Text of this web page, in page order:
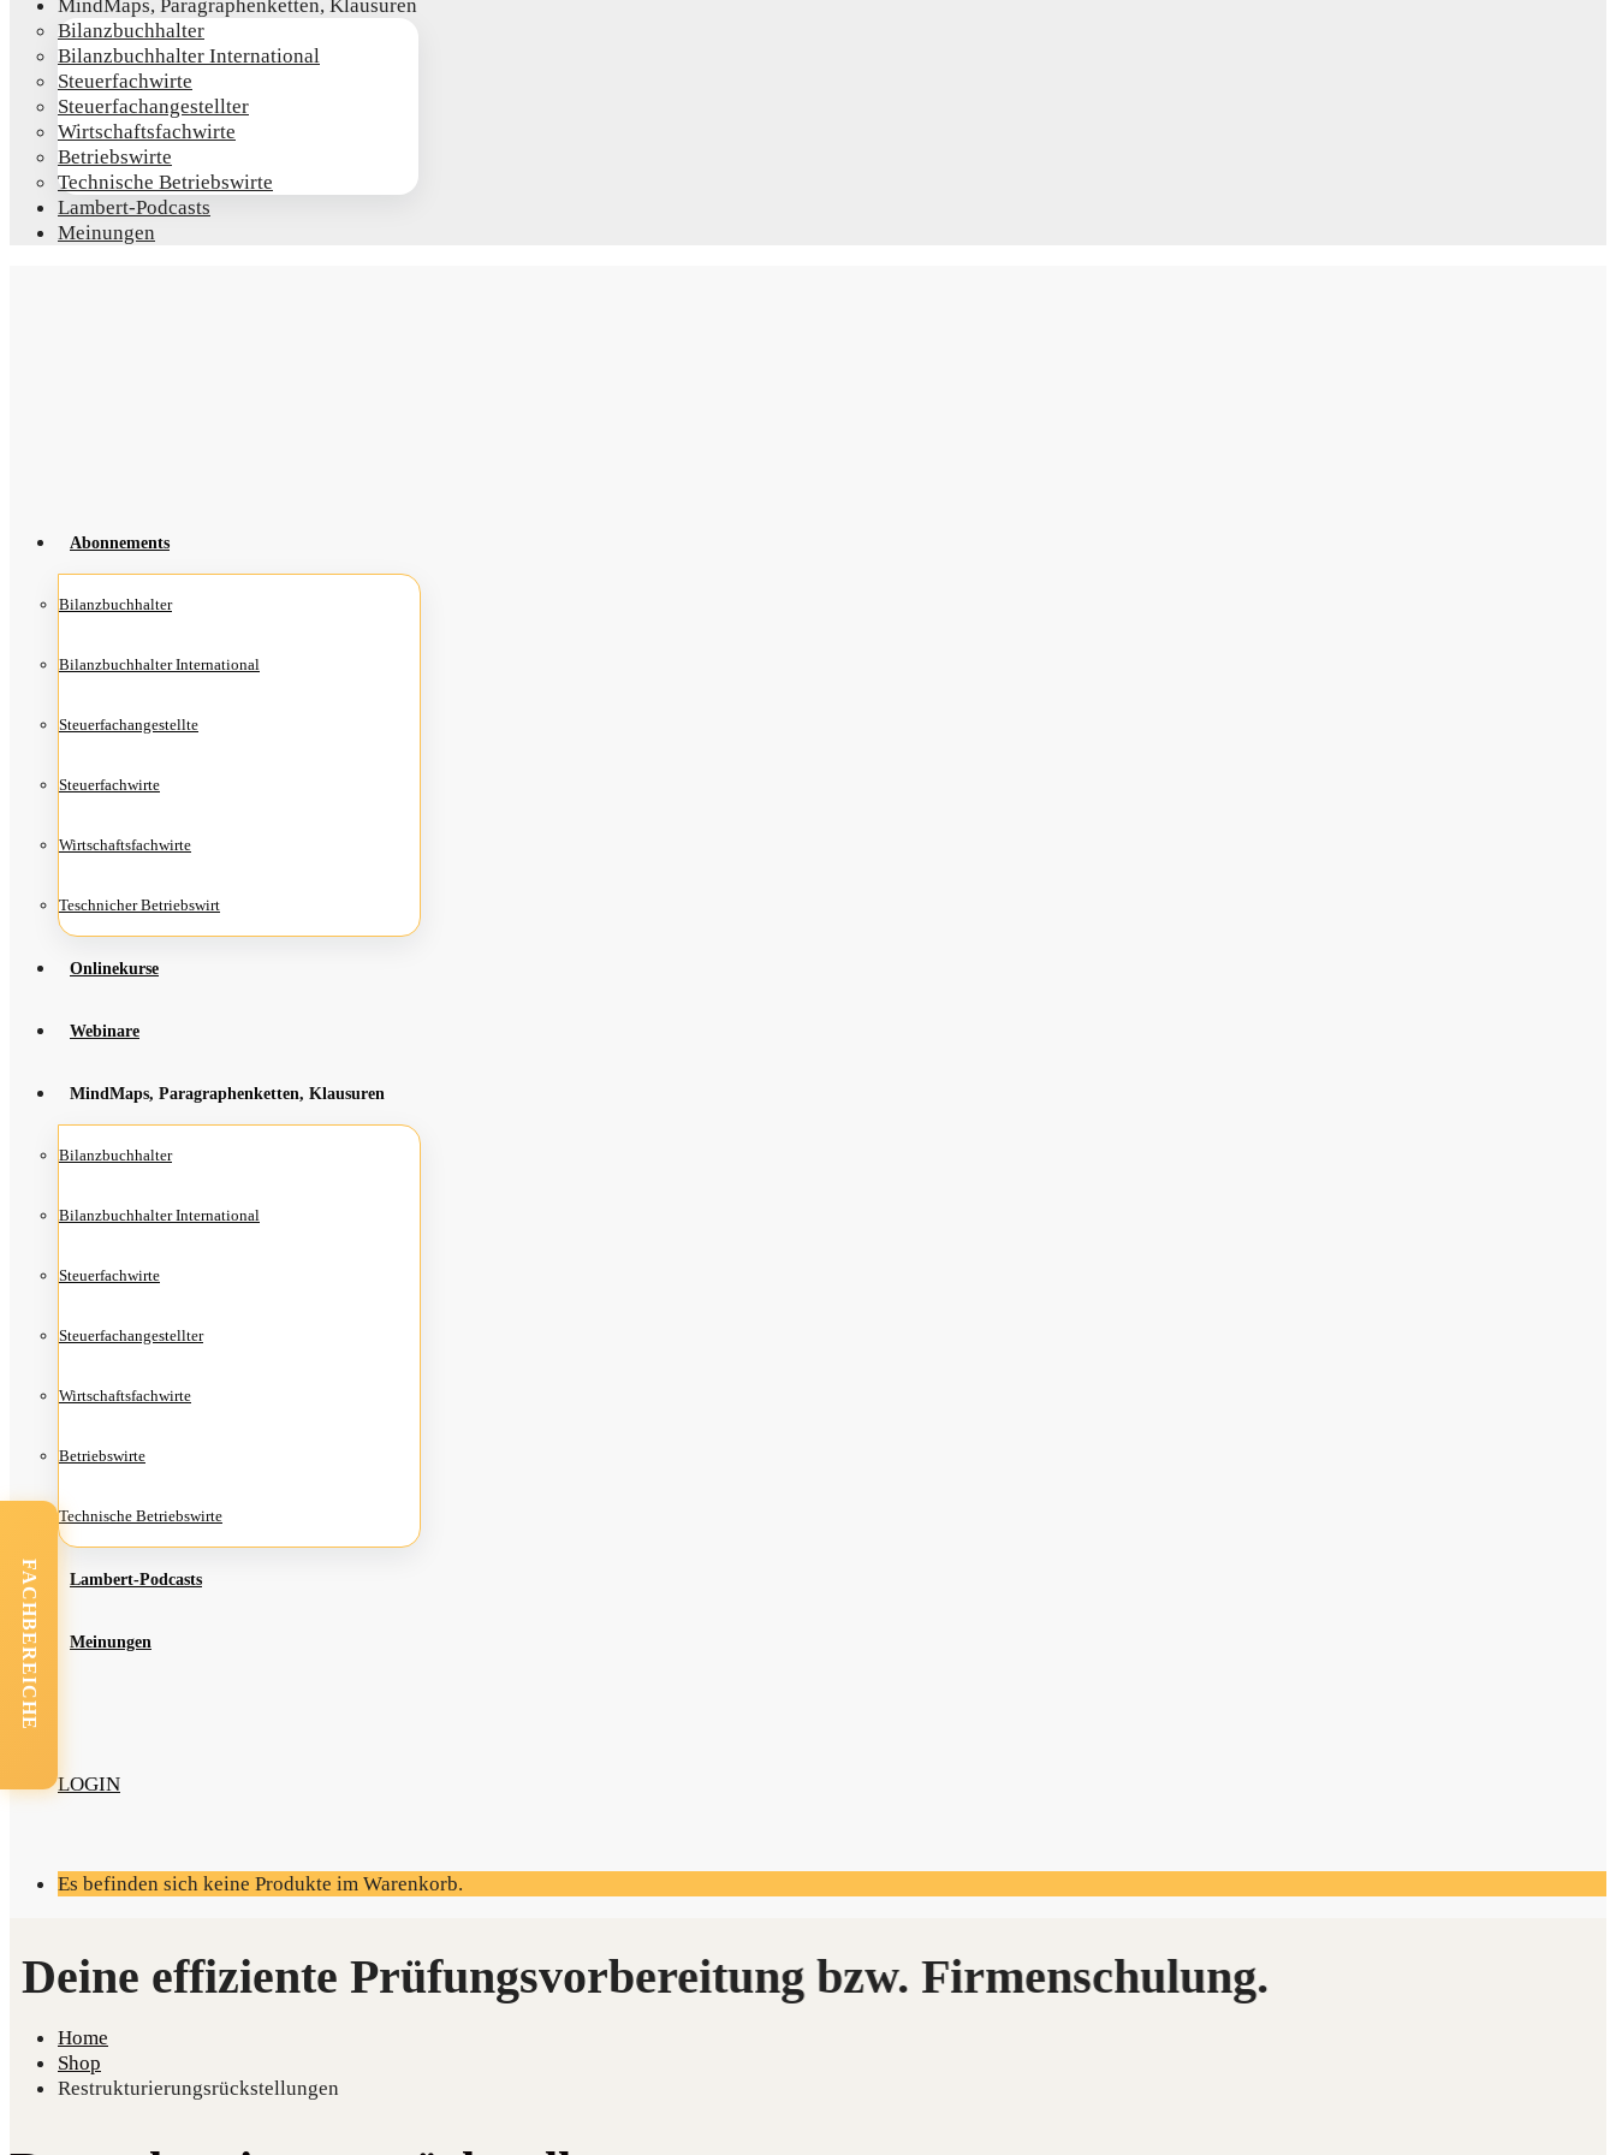
Mind­Maps, Para­gra­phen­ket­ten, Klausuren
Bilanz­buch­hal­ter
Bilanz­buch­hal­ter International
Steu­er­fach­wir­te
Steu­er­fach­an­ge­stell­ter
Wirt­schafts­fach­wir­te
Betriebs­wir­te
Tech­ni­sche Betriebswirte
Lam­­bert-Pod­­casts
Mei­nun­gen
Abon­ne­ments
Bilanz­buch­hal­ter
Bilanz­buch­hal­ter International
Steu­er­fach­an­ge­stell­te
Steu­er­fach­wir­te
Wirt­schafts­fach­wir­te
Teschni­cher Betriebswirt
Online­kur­se
Web­i­na­re
Mind­Maps, Para­gra­phen­ket­ten, Klausuren
Bilanz­buch­hal­ter
Bilanz­buch­hal­ter International
Steu­er­fach­wir­te
Steu­er­fach­an­ge­stell­ter
Wirt­schafts­fach­wir­te
Betriebs­wir­te
Tech­ni­sche Betriebswirte
Lam­­bert-Pod­­casts
Mei­nun­gen
LOGIN
Es befinden sich keine Produkte im Warenkorb.
Home
Shop
Restrukturierungsrückstellungen
FACHBEREICHE